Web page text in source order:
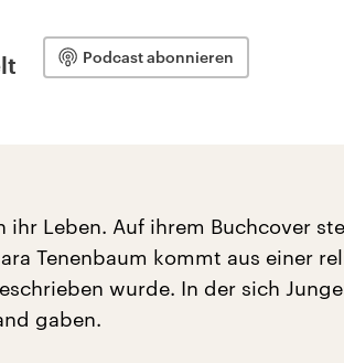
Podcast abonnieren
ihr Leben. Auf ihrem Buchcover
Tenenbaum kommt aus einer
wurde. In der sich
gaben.